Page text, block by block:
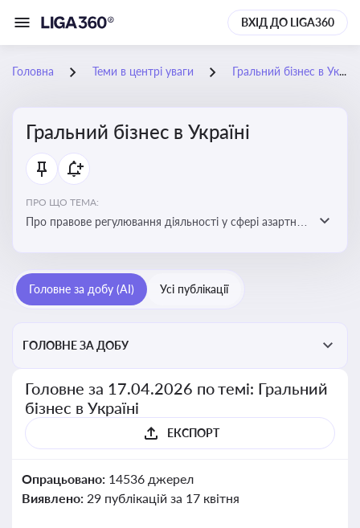
ВХІД ДО LIGA360
Головна Теми в центрі уваги Гральний бізнес в Україні
Гральний бізнес в Україні
ПРО ЩО ТЕМА:
Про правове регулювання діяльності у сфері азартних
реальні кейси
Головне за добу (AI) Усі публікації
ГОЛОВНЕ ЗА ДОБУ
Головне за 17.04.2026 по темі: Гральний
бізнес в Україні
ЕКСПОРТ
Опрацьовано: 14536 джерел
Виявлено: 29 публікацій за 17 квітня